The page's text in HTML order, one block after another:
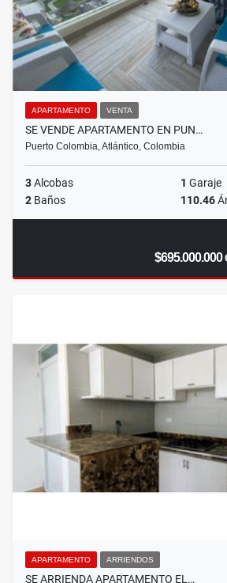
APARTAMENTO VENTA
SE VENDE APARTAMENTO EN PUN…
Puerto Colombia, Atlántico, Colombia
3Alcobas 1 Garaje
2 Baños 110.46
$695.000.000
APARTAMENTO ARRIENDOS
SE ARRIENDA APARTAMENTO EL…